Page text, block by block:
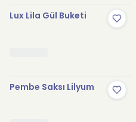
Lux Lila Gül Buketi
Pembe Saksı Lilyum